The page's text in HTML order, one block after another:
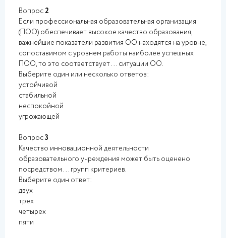
Вопрос 2
Если профессиональная образовательная организация
(ПОО) обеспечивает высокое качество образования,
важнейшие показатели развития ОО находятся на уровне,
сопоставимом с уровнем работы наиболее успешных
ПОО, то это соответствует ... ситуации ОО.
Выберите один или несколько ответов:
устойчивой
стабильной
неспокойной
угрожающей
Вопрос3
Качество инновационной деятельности
образовательного учреждения может быть оценено
посредством ... групп критериев.
Выберите один ответ:
двух
трех
четырех
пяти